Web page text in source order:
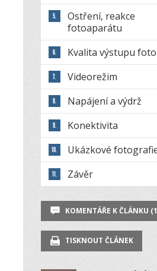
Ostření, reakce
fotoaparátu
Kvalita výstupu foto
Videorežim
Napájení a výdrž
Konektivita
Ukázkové
Závěr
KOMENTÁŘE K ČLÁNKU
TISKNOUT ČLÁNEK